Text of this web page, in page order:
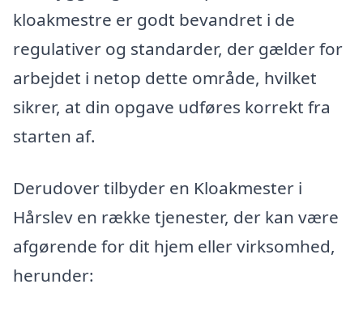
kloakmestre er godt bevandret i de
regulativer og standarder, der gælder for
arbejdet i netop dette område, hvilket
sikrer, at din opgave udføres korrekt fra
starten af.
Derudover tilbyder en Kloakmester i
Hårslev en række tjenester, der kan være
afgørende for dit hjem eller virksomhed,
herunder: